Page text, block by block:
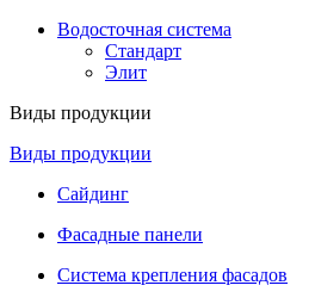
Водосточная система
Стандарт
Элит
Виды продукции
Виды продукции
Сайдинг
Фасадные панели
Система крепления фасадов